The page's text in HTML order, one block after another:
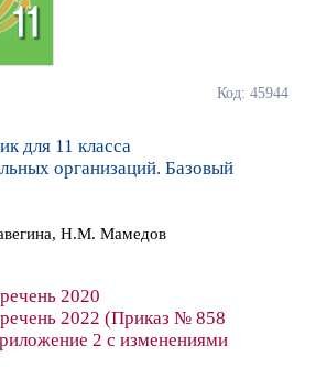
Код: 45944
для 11 класса
организаций. Базовый
Н.М. Мамедов
2020
2022 (Приказ № 858
2 с изменениями